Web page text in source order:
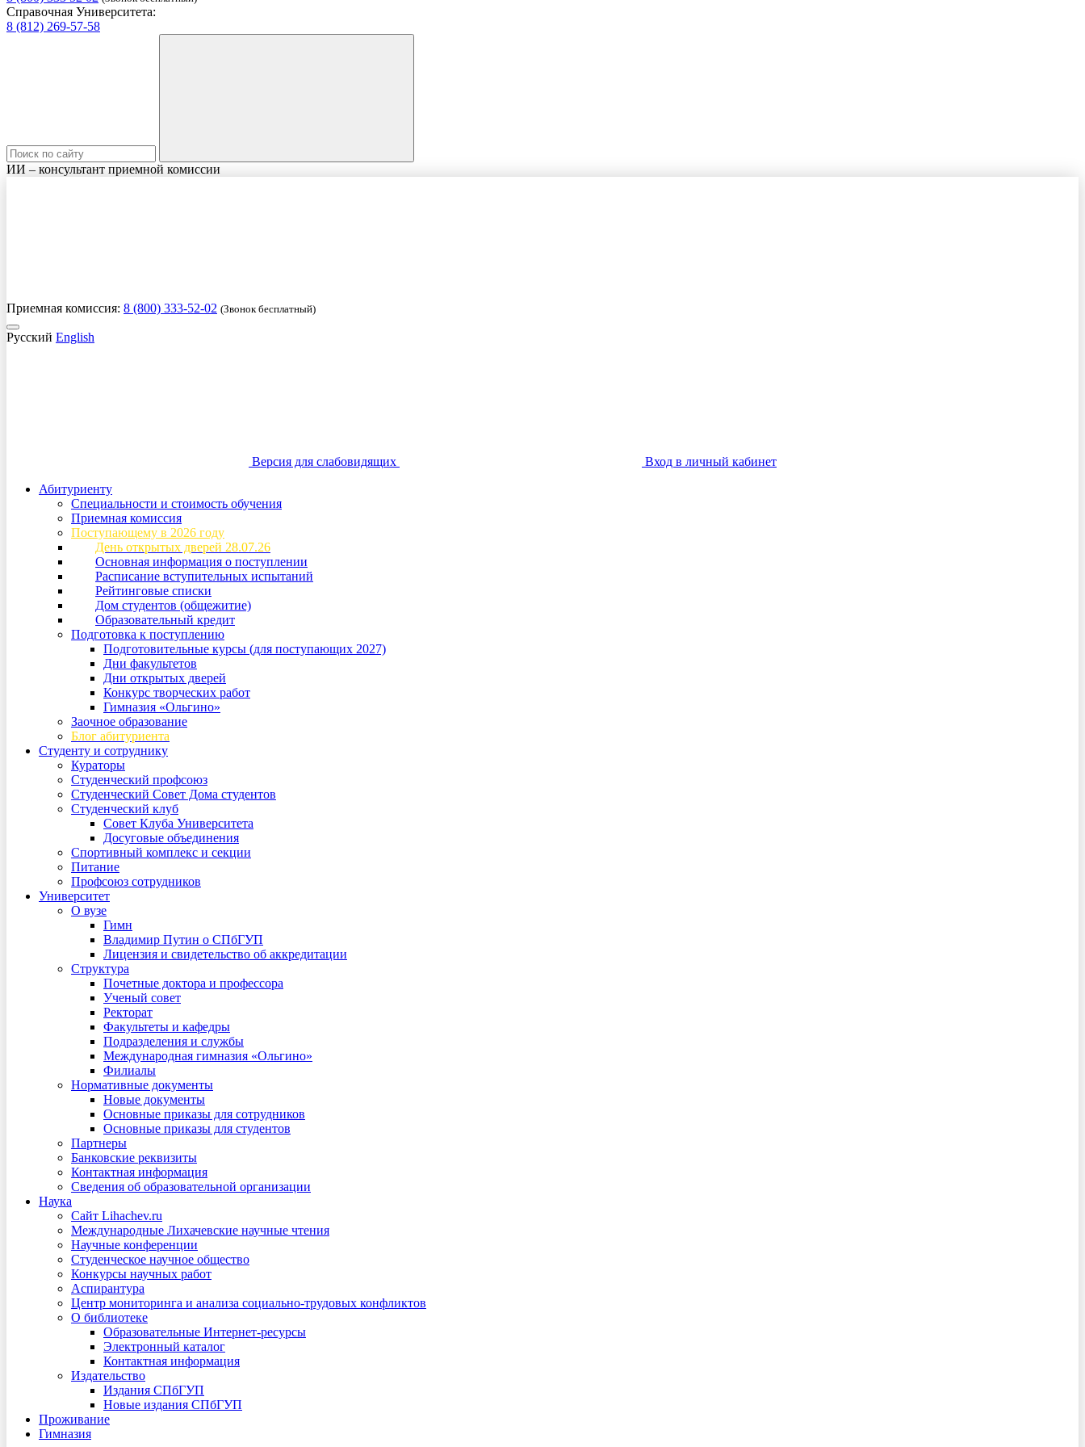
Справочная Университета:
8 (812) 269-57-58
ИИ – консультант приемной комиссии
Приемная комиссия: 8 (800) 333-52-02 (Звонок бесплатный)
Русский English
Версия для слабовидящих
Вход в личный кабинет
Абитуриенту
Специальности и стоимость обучения
Приемная комиссия
Поступающему в 2026 году
День открытых дверей 28.07.26
Основная информация о поступлении
Расписание вступительных испытаний
Рейтинговые списки
Дом студентов (общежитие)
Образовательный кредит
Подготовка к поступлению
Подготовительные курсы (для поступающих 2027)
Дни факультетов
Дни открытых дверей
Конкурс творческих работ
Гимназия «Ольгино»
Заочное образование
Блог абитуриента
Студенту и сотруднику
Кураторы
Студенческий профсоюз
Студенческий Совет Дома студентов
Студенческий клуб
Совет Клуба Университета
Досуговые объединения
Спортивный комплекс и секции
Питание
Профсоюз сотрудников
Университет
О вузе
Гимн
Владимир Путин о СПбГУП
Лицензия и свидетельство об аккредитации
Структура
Почетные доктора и профессора
Ученый совет
Ректорат
Факультеты и кафедры
Подразделения и службы
Международная гимназия «Ольгино»
Филиалы
Нормативные документы
Новые документы
Основные приказы для сотрудников
Основные приказы для студентов
Партнеры
Банковские реквизиты
Контактная информация
Сведения об образовательной организации
Наука
Сайт Lihachev.ru
Международные Лихачевские научные чтения
Научные конференции
Студенческое научное общество
Конкурсы научных работ
Аспирантура
Центр мониторинга и анализа социально-трудовых конфликтов
О библиотеке
Образовательные Интернет-ресурсы
Электронный каталог
Контактная информация
Издательство
Издания СПбГУП
Новые издания СПбГУП
Проживание
Гимназия